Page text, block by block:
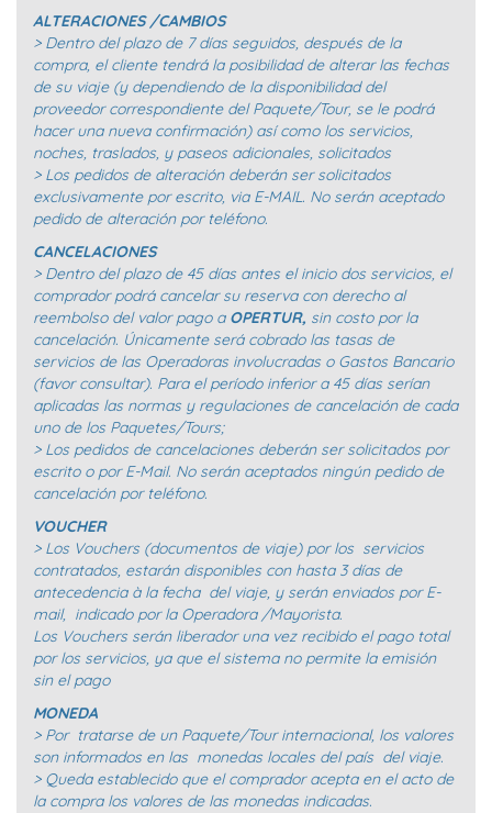
ALTERACIONES /CAMBIOS
> Dentro del plazo de 7 días seguidos, después de la
compra, el cliente tendrá la posibilidad de alterar las fechas
de su viaje (y dependiendo de la disponibilidad del
proveedor correspondiente del Paquete/Tour, se le podrá
hacer una nueva confirmación) así como los servicios,
noches, traslados, y paseos adicionales, solicitados
> Los pedidos de alteración deberán ser solicitados
exclusivamente por escrito, via E-MAIL. No serán aceptado
pedido de alteración por teléfono.
CANCELACIONES
> Dentro del plazo de 45 días antes el inicio dos servicios, el
comprador podrá cancelar su reserva con derecho al
reembolso del valor pago a OPERTUR, sin costo por la
cancelación. Únicamente será cobrado las tasas de
servicios de las Operadoras involucradas o Gastos Bancario
(favor consultar). Para el período inferior a 45 días serían
aplicadas las normas y regulaciones de cancelación de cada
uno de los Paquetes/Tours;
> Los pedidos de cancelaciones deberán ser solicitados por
escrito o por E-Mail. No serán aceptados ningún pedido de
cancelación por teléfono.
VOUCHER
> Los Vouchers (documentos de viaje) por los servicios
contratados, estarán disponibles con hasta 3 días de
antecedencia à la fecha del viaje, y serán enviados por E-
mail, indicado por la Operadora /Mayorista.
Los Vouchers serán liberador una vez recibido el pago total
por los servicios, ya que el sistema no permite la emisión
sin el pago
MONEDA
> Por tratarse de un Paquete/Tour internacional, los valores
son informados en las monedas locales del país del viaje.
> Queda establecido que el comprador acepta en el acto de
la compra los valores de las monedas indicadas.